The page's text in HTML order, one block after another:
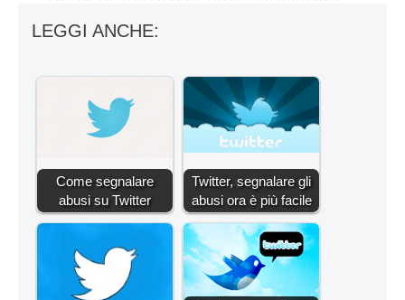
LEGGI ANCHE:
Come segnalare
abusi su Twitter
Twitter, segnalare gli
abusi ora è più facile